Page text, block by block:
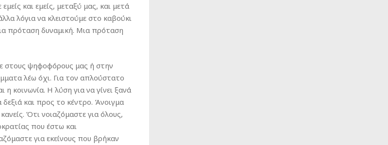
και εμείς, μεταξύ μας, και μετά
λόγια να κλειστούμε στο καβούκι
πρόταση δυναμική. Μια πρόταση
στους ψηφοφόρους μας ή στην
λέω όχι. Για τον απλούστατο
η κοινωνία. Η λύση για να γίνει ξανά
και προς το κέντρο. Άνοιγμα
Ότι νοιαζόμαστε για όλους,
που έστω και
για εκείνους που βρήκαν